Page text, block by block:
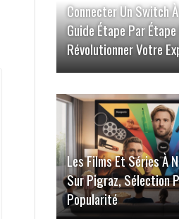
Connecter Un Switch
Guide Étape Par
Révolutionner Votre
Les Films Et Séries À
Sur Pigraz, Sélection
Popularité